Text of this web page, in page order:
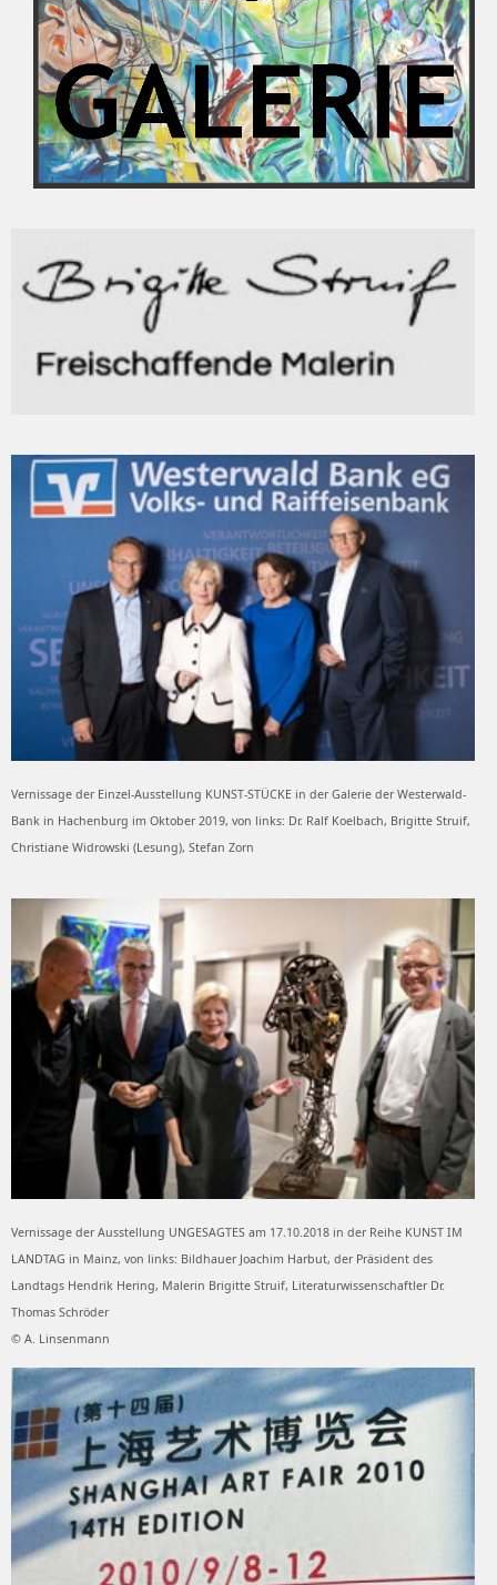
Vernissage der Einzel-Ausstellung KUNST-STÜCKE in der Galerie der Westerwald-
Bank in Hachenburg im Oktober 2019, von links: Dr. Ralf Koelbach, Brigitte Struif,
Christiane Widrowski (Lesung), Stefan Zorn
Vernissage der Ausstellung UNGESAGTES am 17.10.2018 in der Reihe KUNST IM
LANDTAG in Mainz, von links: Bildhauer Joachim Harbut, der Präsident des
Landtags Hendrik Hering, Malerin Brigitte Struif, Literaturwissenschaftler Dr.
Thomas Schröder
© A. Linsenmann